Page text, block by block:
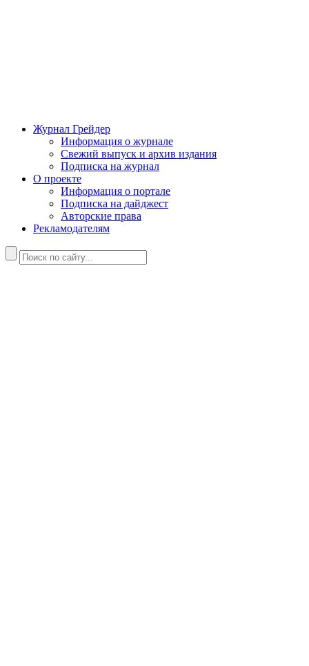
Журнал Грейдер
Информация о журнале
Свежий выпуск и архив издания
Подписка на журнал
О проекте
Информация о портале
Подписка на дайджест
Авторские права
Рекламодателям